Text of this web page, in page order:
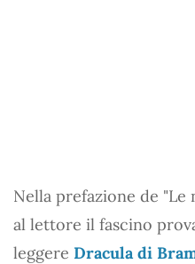
Nella prefazione de "Le
al lettore il fascino
leggere Dracula di